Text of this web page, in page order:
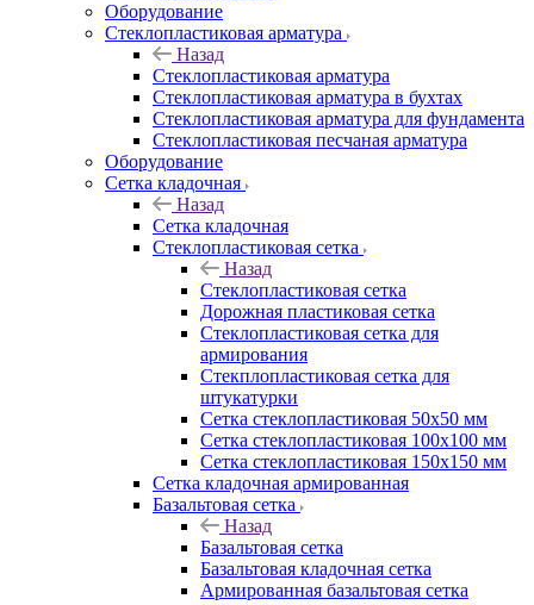
Оборудование
Cтеклопластиковая арматура
Назад
Cтеклопластиковая арматура
Стеклопластиковая арматура в бухтах
Стеклопластиковая арматура для фундамента
Стеклопластиковая песчаная арматура
Оборудование
Сетка кладочная
Назад
Сетка кладочная
Стеклопластиковая сетка
Назад
Стеклопластиковая сетка
Дорожная пластиковая сетка
Стеклопластиковая сетка для
армирования
Стекплопластиковая сетка для
штукатурки
Сетка стеклопластиковая 50x50 мм
Сетка стеклопластиковая 100x100 мм
Сетка стеклопластиковая 150x150 мм
Сетка кладочная армированная
Базальтовая сетка
Назад
Базальтовая сетка
Базальтовая кладочная сетка
Армированная базальтовая сетка